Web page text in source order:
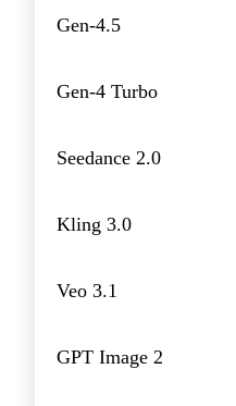
Gen-4.5
Gen-4 Turbo
Seedance 2.0
Kling 3.0
Veo 3.1
GPT Image 2